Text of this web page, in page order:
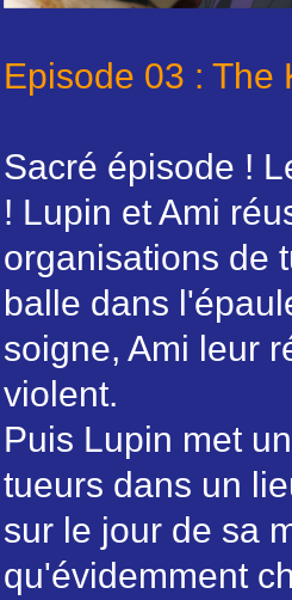
Episode 03 : The
Sacré épisode !
! Lupin et Ami
organisations de
balle dans
soigne, Ami leur
violent.
Puis Lupin met
tueurs dans un
sur le jour de sa
qu'évidemment